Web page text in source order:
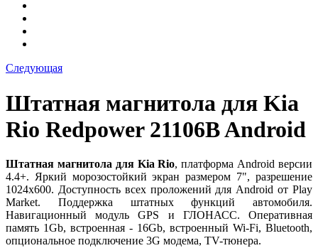
Следующая
Штатная магнитола для Kia
Rio Redpower 21106B Android
Штатная магнитола для Kia Rio, платформа Android версии
4.4+. Яркий морозостойкий экран размером 7", разрешение
1024х600. Доступность всех проложений для Android от Play
Market. Поддержка штатных функций автомобиля.
Навигационный модуль GPS и ГЛОНАСС. Оперативная
память 1Gb, встроенная - 16Gb, встроенный Wi-Fi, Bluetooth,
опциональное подключение 3G модема, TV-тюнера.